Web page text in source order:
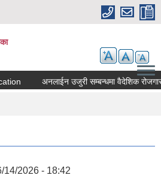
अनलाईन उजुरी सम्बन्धमा वैदेशिक रोजगार
14/2026 - 18:42